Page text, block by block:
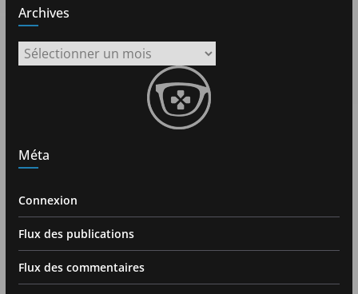
Archives
Archives
Méta
Connexion
Flux des publications
Flux des commentaires